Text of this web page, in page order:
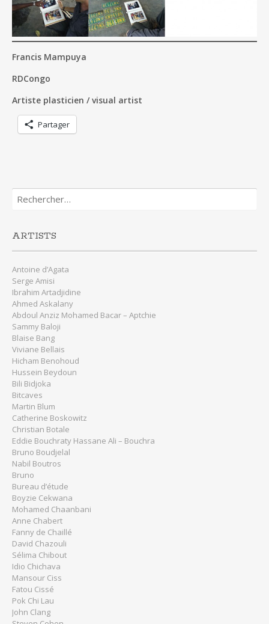
Francis Mampuya
RDCongo
Artiste plasticien / visual artist
Partager
Rechercher :
ARTISTS
Antoine d’Agata
Serge Amisi
Ibrahim Artadjidine
Ahmed Askalany
Abdoul Anziz Mohamed Bacar – Aptchie
Sammy Baloji
Blaise Bang
Viviane Bellais
Hicham Benohoud
Hussein Beydoun
Bili Bidjoka
Bitcaves
Martin Blum
Catherine Boskowitz
Christian Botale
Eddie Bouchraty Hassane Ali – Bouchra
Bruno Boudjelal
Nabil Boutros
Bruno
Bureau d’étude
Boyzie Cekwana
Mohamed Chaanbani
Anne Chabert
Fanny de Chaillé
David Chazouli
Sélima Chibout
Idio Chichava
Mansour Ciss
Fatou Cissé
Pok Chi Lau
John Clang